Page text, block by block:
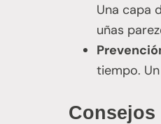
Una capa
uñas
tiempo.
Consejos